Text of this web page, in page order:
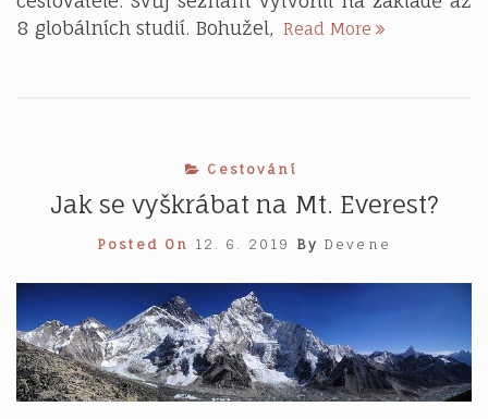
8 globálních studií. Bohužel, Read More 5
Cestování
Jak se vyškrábat na Mt. Everest?
Posted On 12. 6. 2019 By Devene